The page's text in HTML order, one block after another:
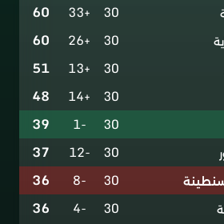
30
+33
60
30
+26
60
30
+13
51
30
+14
48
30
-1
39
30
-12
37
30
-8
36
30
-4
36